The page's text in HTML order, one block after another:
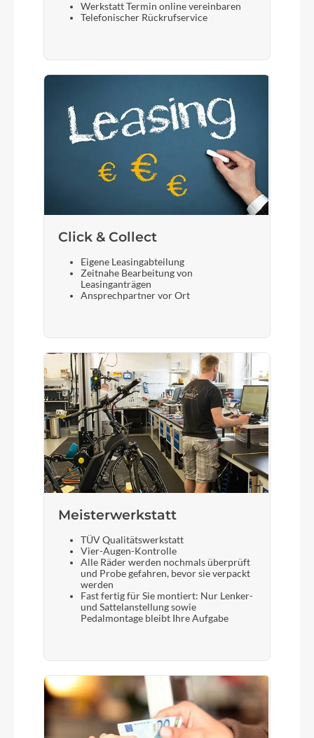
Werkstatt Termin online vereinbaren
Telefonischer Rückrufservice
Click & Collect
Eigene Leasingabteilung
Zeitnahe Bearbeitung von
Leasinganträgen
Ansprechpartner vor Ort
Meisterwerkstatt
TÜV Qualitätswerkstatt
Vier-Augen-Kontrolle
Alle Räder werden nochmals überprüft
und Probe gefahren, bevor sie verpackt
werden
Fast fertig für Sie montiert: Nur Lenker-
und Sattelanstellung sowie
Pedalmontage bleibt Ihre Aufgabe